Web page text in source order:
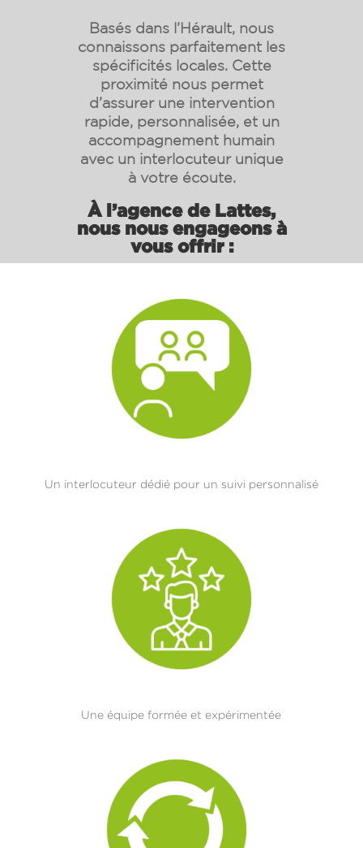
Basés dans l’Hérault, nous
connaissons parfaitement les
spécificités locales. Cette
proximité nous permet
d’assurer une intervention
rapide, personnalisée, et un
accompagnement humain
avec un interlocuteur unique
à votre écoute.
À l’agence de Lattes,
nous nous engageons à
vous offrir :
Un interlocuteur dédié pour un suivi personnalisé
Une équipe formée et expérimentée